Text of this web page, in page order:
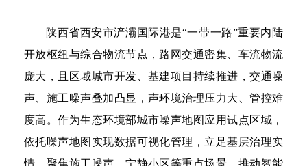
陕西省西安市浐灞国际港是“一带一路”重要内陆
开放枢纽与综合物流节点，路网交通密集、车流物流
庞大，且区域城市开发、基建项目持续推进，交通噪
声、施工噪声叠加凸显，声环境治理压力大、管控难
度高。作为生态环境部城市噪声地图应用试点区域，
依托噪声地图实现数据可视化管理，立足基层治理实
情，聚焦施工噪声、宁静小区等重点场景，推动智能